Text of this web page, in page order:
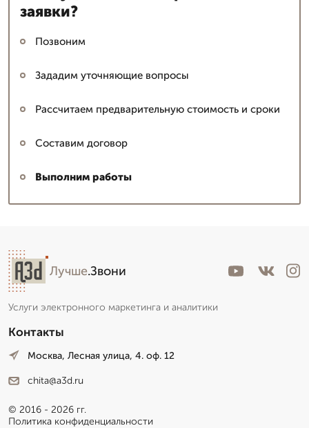
заявки?
Позвоним
Зададим уточняющие вопросы
Рассчитаем предварительную стоимость и сроки
Составим договор
Выполним работы
Лучше.Звони
Услуги электронного маркетинга и аналитики
Контакты
Москва, Лесная улица, 4. оф. 12
chita@a3d.ru
© 2016 - 2026 гг.
Политика конфиденциальности